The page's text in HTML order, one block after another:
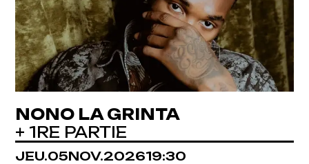
NONO LA GRINTA
+ 1RE PARTIE
JEUDI
JEU.05NOVEMBRE
NOV.202619:30